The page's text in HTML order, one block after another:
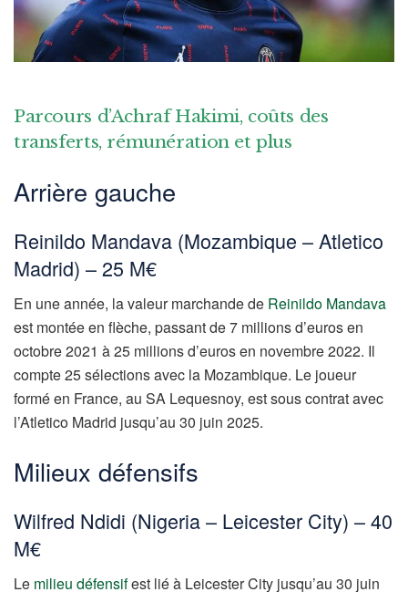
Parcours d’Achraf Hakimi, coûts des
transferts, rémunération et plus
Arrière gauche
Reinildo Mandava (Mozambique – Atletico
Madrid) – 25 M€
En une année, la valeur marchande de Reinildo Mandava
est montée en flèche, passant de 7 millions d’euros en
octobre 2021 à 25 millions d’euros en novembre 2022. Il
compte 25 sélections avec la Mozambique. Le joueur
formé en France, au SA Lequesnoy, est sous contrat avec
l’Atletico Madrid jusqu’au 30 juin 2025.
Milieux défensifs
Wilfred Ndidi (Nigeria – Leicester City) – 40
M€
Le milieu défensifest lié à Leicester City jusqu’au 30 juin